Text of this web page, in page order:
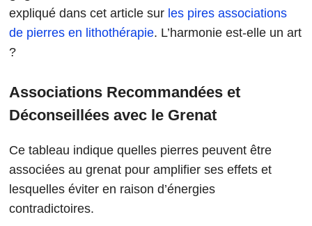
expliqué dans cet article sur les pires associations
de pierres en lithothérapie. L’harmonie est-elle un art
?
Associations Recommandées et
Déconseillées avec le Grenat
Ce tableau indique quelles pierres peuvent être
associées au grenat pour amplifier ses effets et
lesquelles éviter en raison d’énergies
contradictoires.​